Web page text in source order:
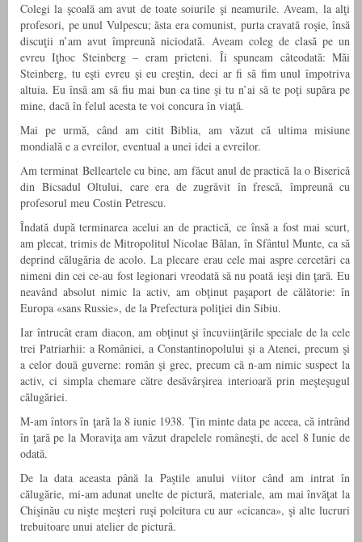
Colegi la şcoală am avut de toate soiurile şi neamurile. Aveam, la alţi
profesori, pe unul Vulpescu; ăsta era comunist, purta cravată roşie, însă
discuţii n’am avut împreună niciodată. Aveam coleg de clasă pe un
evreu Iţhoc Steinberg – eram prieteni. Îi spuneam câteodată: Măi
Steinberg, tu eşti evreu şi eu creştin, deci ar fi să fim unul împotriva
altuia. Eu însă am să fiu mai bun ca tine şi tu n’ai să te poţi supăra pe
mine, dacă în felul acesta te voi concura în viaţă.
Mai pe urmă, când am citit Biblia, am văzut că ultima misiune
mondială e a evreilor, eventual a unei idei a evreilor.
Am terminat Belleartele cu bine, am făcut anul de practică la o Biserică
din Bicsadul Oltului, care era de zugrăvit în frescă, împreună cu
profesorul meu Costin Petrescu.
Îndată după terminarea acelui an de practică, ce însă a fost mai scurt,
am plecat, trimis de Mitropolitul Nicolae Bălan, în Sfântul Munte, ca să
deprind călugăria de acolo. La plecare erau cele mai aspre cercetări ca
nimeni din cei ce-au fost legionari vreodată să nu poată ieşi din ţară. Eu
neavând absolut nimic la activ, am obţinut paşaport de călătorie: în
Europa «sans Russie», de la Prefectura poliţiei din Sibiu.
Iar întrucât eram diacon, am obţinut şi încuviinţările speciale de la cele
trei Patriarhii: a României, a Constantinopolului şi a Atenei, precum şi
a celor două guverne: român şi grec, precum că n-am nimic suspect la
activ, ci simpla chemare către desăvârşirea interioară prin meşteşugul
călugăriei.
M-am întors în ţară la 8 iunie 1938. Ţin minte data pe aceea, că intrând
în ţară pe la Moraviţa am văzut drapelele româneşti, de acel 8 Iunie de
odată.
De la data aceasta până la Paştile anului viitor când am intrat în
călugărie, mi-am adunat unelte de pictură, materiale, am mai învăţat la
Chişinău cu nişte meşteri ruşi poleitura cu aur «cicanca», şi alte lucruri
trebuitoare unui atelier de pictură.